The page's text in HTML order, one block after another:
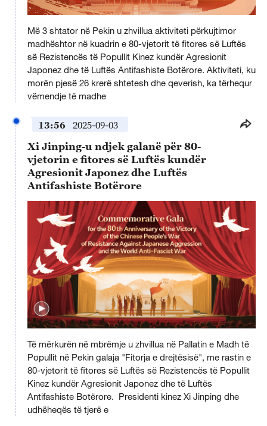
Më 3 shtator në Pekin u zhvillua aktiviteti përkujtimor
madhështor në kuadrin e 80-vjetorit të fitores së Luftës
së Rezistencës të Popullit Kinez kundër Agresionit
Japonez dhe të Luftës Antifashiste Botërore. Aktiviteti, ku
morën pjesë 26 krerë shtetesh dhe qeverish, ka tërhequr
vëmendje të madhe
13:56 2025-09-03
Xi Jinping-u ndjek galanë për 80-
vjetorin e fitores së Luftës kundër
Agresionit Japonez dhe Luftës
Antifashiste Botërore
a
modal
window.
No compatible source was found for this media.
Të mërkurën në mbrëmje u zhvillua në Pallatin e Madh të
Popullit në Pekin galaja "Fitorja e drejtësisë", me rastin e
80-vjetorit të fitores së Luftës së Rezistencës të Popullit
Kinez kundër Agresionit Japonez dhe të Luftës
Antifashiste Botërore. Presidenti kinez Xi Jinping dhe
udhëheqës të tjerë e